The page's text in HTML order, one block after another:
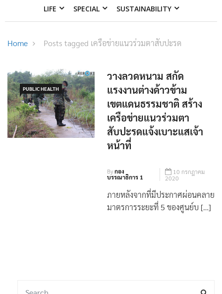
POLITICS BIZ NEWS WORLD
PUBLIC HEALTH
วางลวดหนาม สกัด
แรงงานต่างด้าวข้าม
เขตแดนธรรมชาติ สร้าง
เครือข่ายแนวร่วมตา
สับปะรดแจ้งเบาะแสเจ้า
หน้าที่
Byกอง
บรรณาธิการ 1
10 กรกฎาคม
2020
ภายหลังจากที่มีประกาศผ่อนคลาย